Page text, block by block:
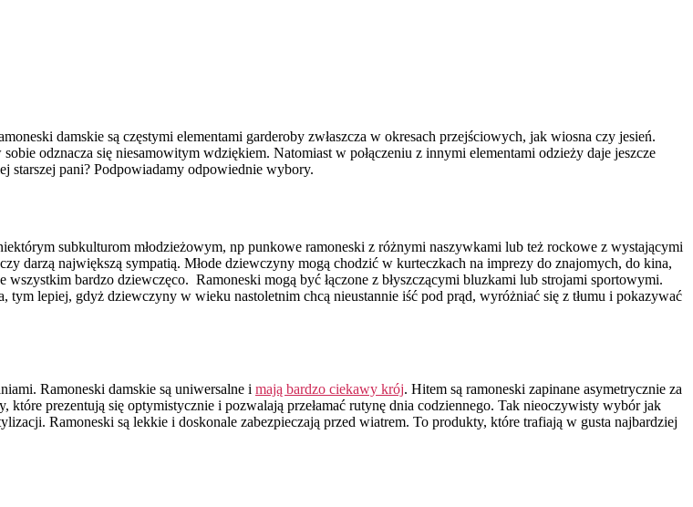
damskie są częstymi elementami garderoby zwłaszcza w okresach przejściowych, jak wiosna czy jesień.
odznacza się niesamowitym wdziękiem. Natomiast w połączeniu z innymi elementami odzieży daje jeszcze
starszej pani? Podpowiadamy odpowiednie wybory.
subkulturom młodzieżowym, np punkowe ramoneski z różnymi naszywkami lub też rockowe z wystającymi
darzą największą sympatią. Młode dziewczyny mogą chodzić w kurteczkach na imprezy do znajomych, do kina,
bardzo dziewczęco. Ramoneski mogą być łączone z błyszczącymi bluzkami lub strojami sportowymi.
lepiej, gdyż dziewczyny w wieku nastoletnim chcą nieustannie iść pod prąd, wyróżniać się z tłumu i pokazywać
Ramoneski damskie są uniwersalne i mają bardzo ciekawy krój. Hitem są ramoneski zapinane asymetrycznie za
prezentują się optymistycznie i pozwalają przełamać rutynę dnia codziennego. Tak nieoczywisty wybór jak
Ramoneski są lekkie i doskonale zabezpieczają przed wiatrem. To produkty, które trafiają w gusta najbardziej